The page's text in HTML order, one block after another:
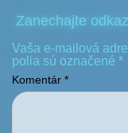
Zanechajte odkaz
Vaša e-mailová
polia sú označené *
Komentár *